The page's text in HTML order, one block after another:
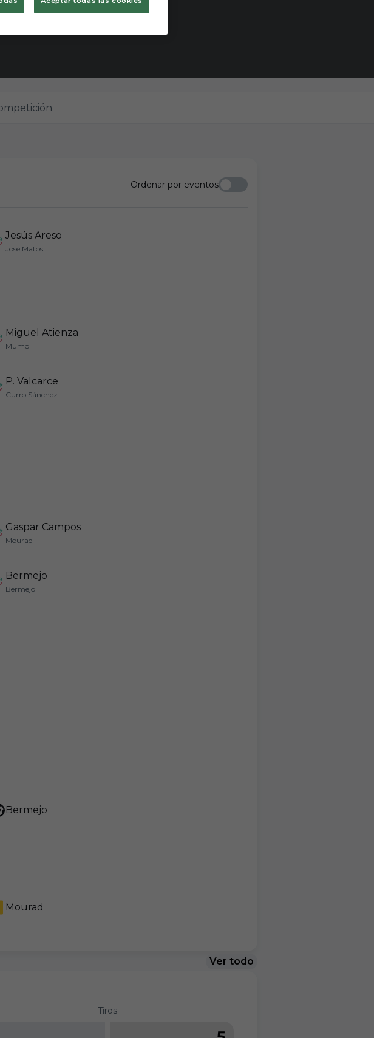
Ordenar por eventos
Jesús Areso
José Matos
Miguel Atienza
Mumo
P. Valcarce
Curro Sánchez
Gaspar Campos
Mourad
Bermejo
Bermejo
Bermejo
Mourad
Ver todo
Tiros